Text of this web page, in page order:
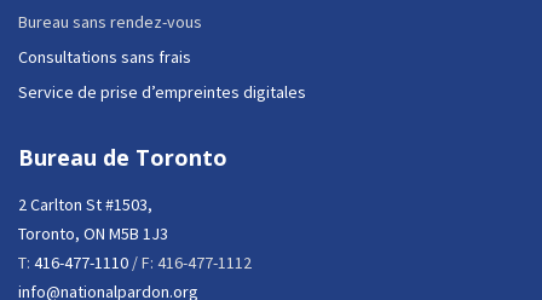
Bureau sans rendez-vous
Consultations sans frais
Service de prise d’empreintes digitales
Bureau de Toronto
2 Carlton St #1503,
Toronto, ON M5B 1J3
T: 416-477-1110 / F: 416-477-1112
info@nationalpardon.org